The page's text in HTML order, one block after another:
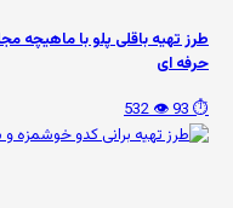
طرز تهیه باقلی پلو با ماهیچه
حرفه ای
⏱️ 93
👁️ 532